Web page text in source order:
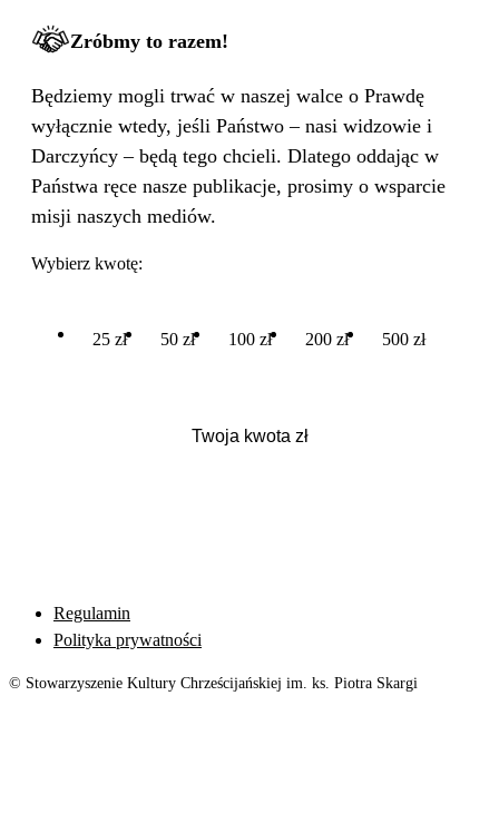
Zróbmy to razem!
Będziemy mogli trwać w naszej walce o Prawdę
wyłącznie wtedy, jeśli Państwo – nasi widzowie i
Darczyńcy – będą tego chcieli. Dlatego oddając w
Państwa ręce nasze publikacje, prosimy o wsparcie
misji naszych mediów.
Wybierz kwotę:
25 zł 50 zł 100 zł 200 zł 500 zł
Regulamin
Polityka prywatności
© Stowarzyszenie Kultury Chrześcijańskiej im. ks. Piotra Skargi